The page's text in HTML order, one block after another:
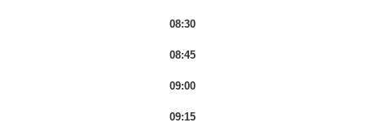
08:30
08:45
09:00
09:15